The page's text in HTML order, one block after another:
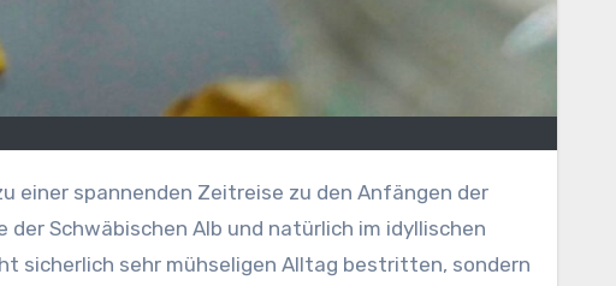
einer spannenden Zeitreise zu den Anfängen der
Schwäbischen Alb und natürlich im idyllischen
sicherlich sehr mühseligen Alltag bestritten, sondern